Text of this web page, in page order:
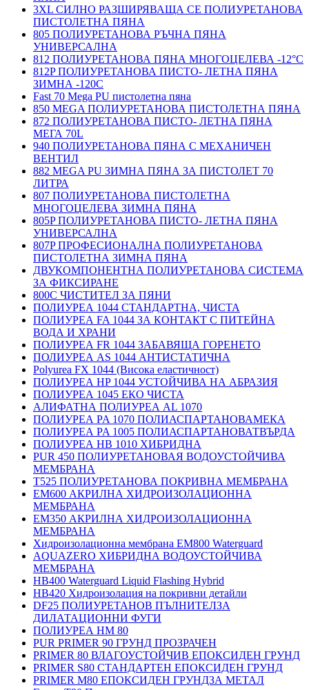
3XL СИЛНО РАЗШИРЯВАЩА СЕ ПОЛИУРЕТАНОВА
ПИСТОЛЕТНА ПЯНА
805 ПОЛИУРЕТАНОВА РЪЧНА ПЯНА
УНИВЕРСАЛНА
812 ПОЛИУРЕТАНОВА ПЯНА МНОГОЦЕЛЕВА -12°C
812P ПОЛИУРЕТАНОВА ПИСТО- ЛЕТНА ПЯНА
ЗИМНА -120С
Fast 70 Mega PU пистолетна пяна
850 MEGA ПОЛИУРЕТАНОВА ПИСТОЛЕТНА ПЯНА
872 ПОЛИУРЕТАНОВА ПИСТО- ЛЕТНА ПЯНА
МЕГА 70L
940 ПОЛИУРЕТАНОВА ПЯНА С МЕХАНИЧЕН
ВЕНТИЛ
882 MEGA PU ЗИМНА ПЯНА ЗА ПИСТОЛЕТ 70
ЛИТРА
807 ПОЛИУРЕТАНОВА ПИСТОЛЕТНА
МНОГОЦЕЛЕВА ЗИМНА ПЯНА
805P ПОЛИУРЕТАНОВА ПИСТО- ЛЕТНА ПЯНА
УНИВЕРСАЛНА
807P ПРОФЕСИОНАЛНА ПОЛИУРЕТАНОВА
ПИСТОЛЕТНА ЗИМНА ПЯНА
ДВУКОМПОНЕНТНА ПОЛИУРЕТАНОВА СИСТЕМА
ЗА ФИКСИРАНЕ
800C ЧИСТИТЕЛ ЗА ПЯНИ
ПОЛИУРЕА 1044 СТАНДАРТНА, ЧИСТА
ПОЛИУРЕА FA 1044 ЗА КОНТАКТ С ПИТЕЙНА
ВОДА И ХРАНИ
ПОЛИУРЕА FR 1044 ЗАБАВЯЩА ГОРЕНЕТО
ПОЛИУРЕА AS 1044 АНТИСТАТИЧНА
Polyurea FX 1044 (Висока еластичност)
ПОЛИУРЕА HP 1044 УСТОЙЧИВА НА АБРАЗИЯ
ПОЛИУРЕА 1045 ЕКО ЧИСТА
АЛИФАТНА ПОЛИУРЕА AL 1070
ПОЛИУРЕА PA 1070 ПОЛИАСПАРТАНОВАМЕКА
ПОЛИУРЕА PA 1005 ПОЛИАСПАРТАНОВАТВЪРДА
ПОЛИУРЕА HB 1010 ХИБРИДНА
PUR 450 ПОЛИУРЕТАНОВАЯ ВОДОУСТОЙЧИВА
МЕМБРАНА
T525 ПОЛИУРЕТАНОВА ПОКРИВНА МЕМБРАНА
EM600 АКРИЛНА ХИДРОИЗОЛАЦИОННА
МЕМБРАНА
EM350 АКРИЛНА ХИДРОИЗОЛАЦИОННА
МЕМБРАНА
Хидроизолационна мембрана EM800 Waterguard
AQUAZERO ХИБРИДНА ВОДОУСТОЙЧИВА
МЕМБРАНА
HB400 Waterguard Liquid Flashing Hybrid
HB420 Хидроизолация на покривни детайли
DF25 ПОЛИУРЕТАНОВ ПЪЛНИТЕЛЗА
ДИЛАТАЦИОННИ ФУГИ
ПОЛИУРЕА HM 80
PUR PRIMER 90 ГРУНД ПРОЗРАЧЕН
PRIMER 80 ВЛАГОУСТОЙЧИВ ЕПОКСИДЕН ГРУНД
PRIMER S80 СТАНДАРТЕН ЕПОКСИДЕН ГРУНД
PRIMER M80 ЕПОКСИДЕН ГРУНДЗА МЕТАЛ